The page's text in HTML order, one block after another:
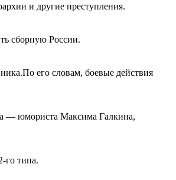
и другие преступления.
сборную России.
его словам, боевые действия
— юмориста Максима Галкина,
го типа.